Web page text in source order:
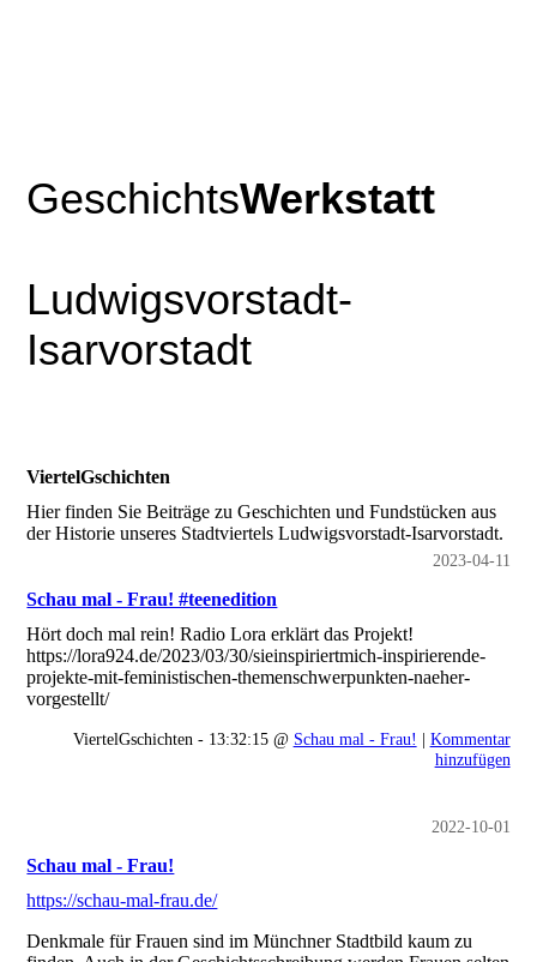
GeschichtsWerkstatt
Ludwigsvorstadt-
Isarvorstadt
ViertelGschichten
Hier finden Sie Beiträge zu Geschichten und Fundstücken aus
der Historie unseres Stadtviertels Ludwigsvorstadt-Isarvorstadt.
2023-04-11
Schau mal - Frau! #teenedition
Hört doch mal rein! Radio Lora erklärt das Projekt!
https://lora924.de/2023/03/30/sieinspiriertmich-inspirierende-
projekte-mit-feministischen-themenschwerpunkten-naeher-
vorgestellt/
ViertelGschichten - 13:32:15 @ Schau mal - Frau! | Kommentar
hinzufügen
2022-10-01
Schau mal - Frau!
https://schau-mal-frau.de/
Denkmale für Frauen sind im Münchner Stadtbild kaum zu